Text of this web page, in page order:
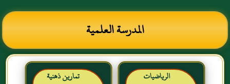
المدرسة العلمية
الرياضيات تمارين ذهنية